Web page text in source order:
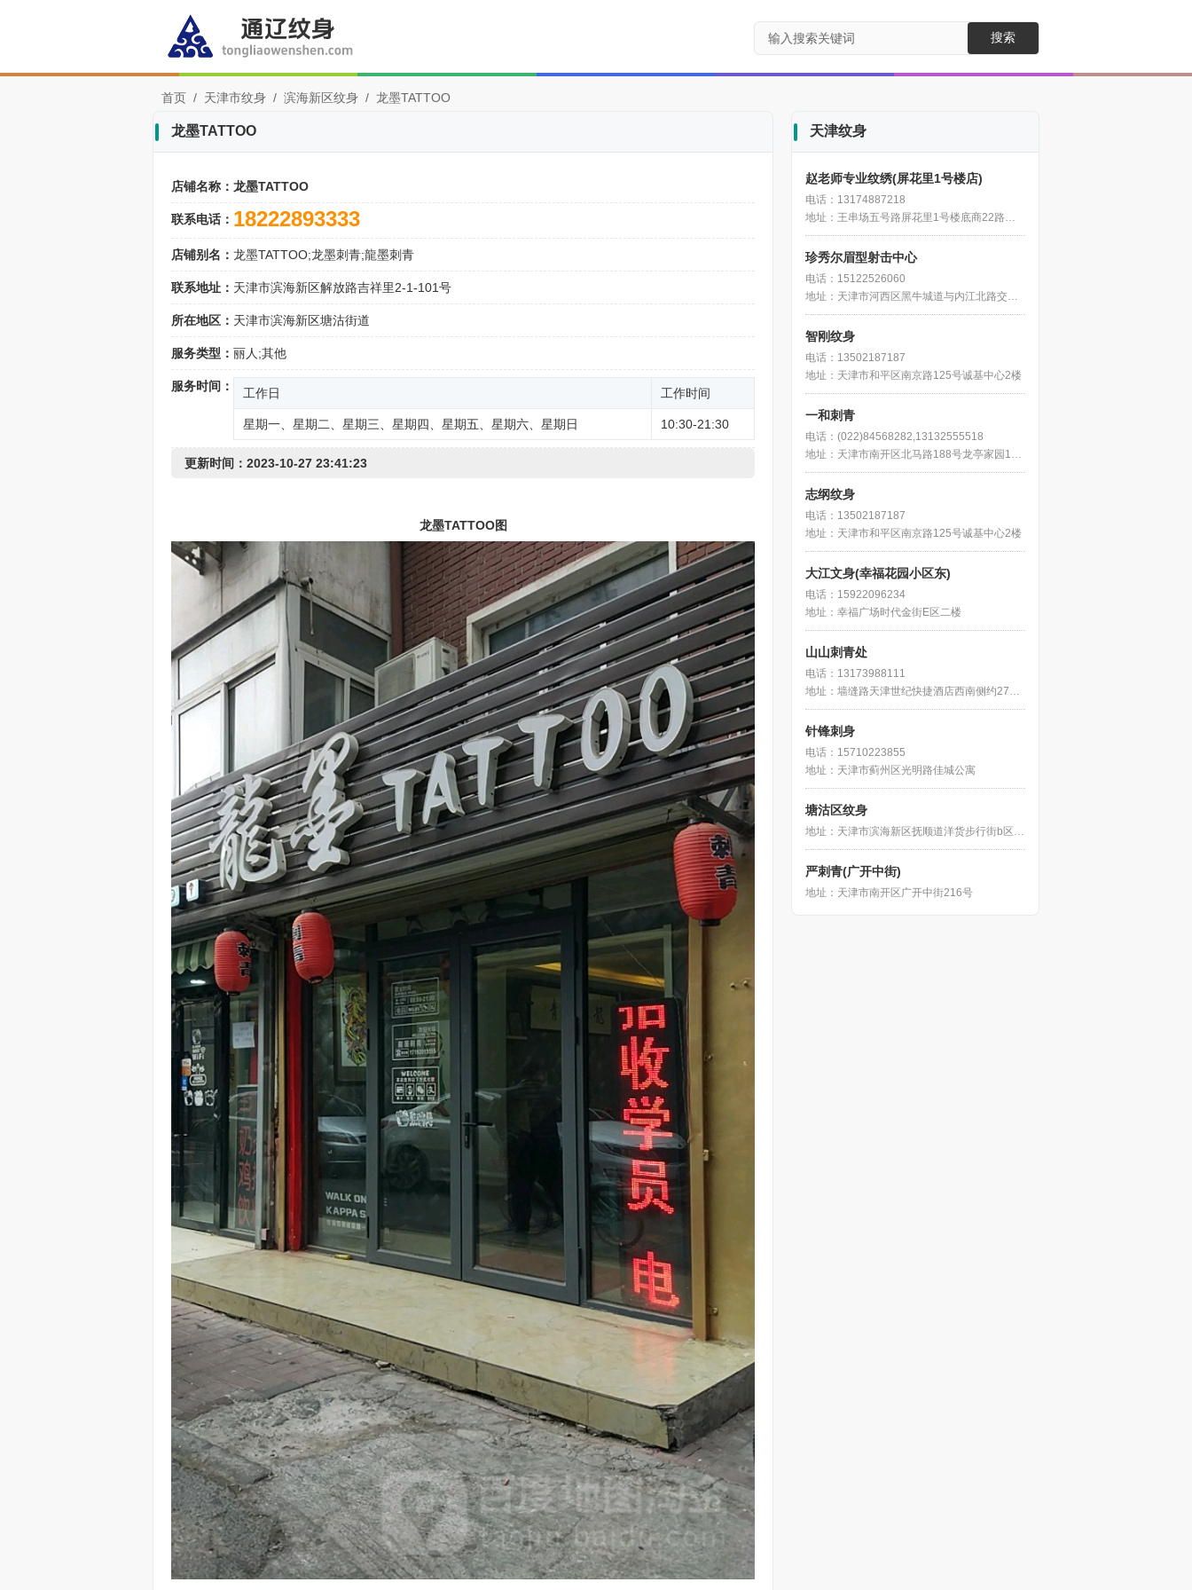
搜索
首页 / 天津市纹身 / 滨海新区纹身 / 龙墨TATTOO
龙墨TATTOO
店铺名称： 龙墨TATTOO
联系电话： 18222893333
店铺别名： 龙墨TATTOO;龙墨刺青;龍墨刺青
联系地址： 天津市滨海新区解放路吉祥里2-1-101号
所在地区： 天津市滨海新区塘沽街道
服务类型： 丽人;其他
服务时间： 工作日 工作时间
星期一、星期二、星期三、星期四、星期五、星期六、星期日 10:30-21:30
更新时间：2023-10-27 23:41:23
龙墨TATTOO图
天津纹身
赵老师专业纹绣(屏花里1号楼店)
电话：13174887218
地址：王串场五号路屏花里1号楼底商22路公交站旁
珍秀尔眉型射击中心
电话：15122526060
地址：天津市河西区黑牛城道与内江北路交口盛世国际SOHO楼1105(近和悦汇)
智刚纹身
电话：13502187187
地址：天津市和平区南京路125号诚基中心2楼
一和刺青
电话：(022)84568282,13132555518
地址：天津市南开区北马路188号龙亭家园12号楼1门202号
志纲纹身
电话：13502187187
地址：天津市和平区南京路125号诚基中心2楼
大江文身(幸福花园小区东)
电话：15922096234
地址：幸福广场时代金街E区二楼
山山刺青处
电话：13173988111
地址：墙缝路天津世纪快捷酒店西南侧约270米
针锋刺身
电话：15710223855
地址：天津市蓟州区光明路佳城公寓
塘沽区纹身
地址：天津市滨海新区抚顺道洋货步行街b区2楼201室
严刺青(广开中街)
地址：天津市南开区广开中街216号